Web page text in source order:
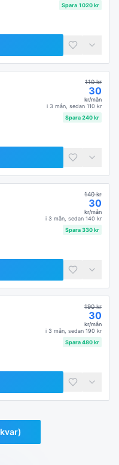
Spara 1020kr
110kr
30
kr/mån
i 3 mån , sedan 110 kr
Spara240kr
140kr
30
kr/mån
i 3 mån , sedan 140 kr
Spara330kr
190kr
30
kr/mån
i 3 mån , sedan 190 kr
Spara480kr
kvar)